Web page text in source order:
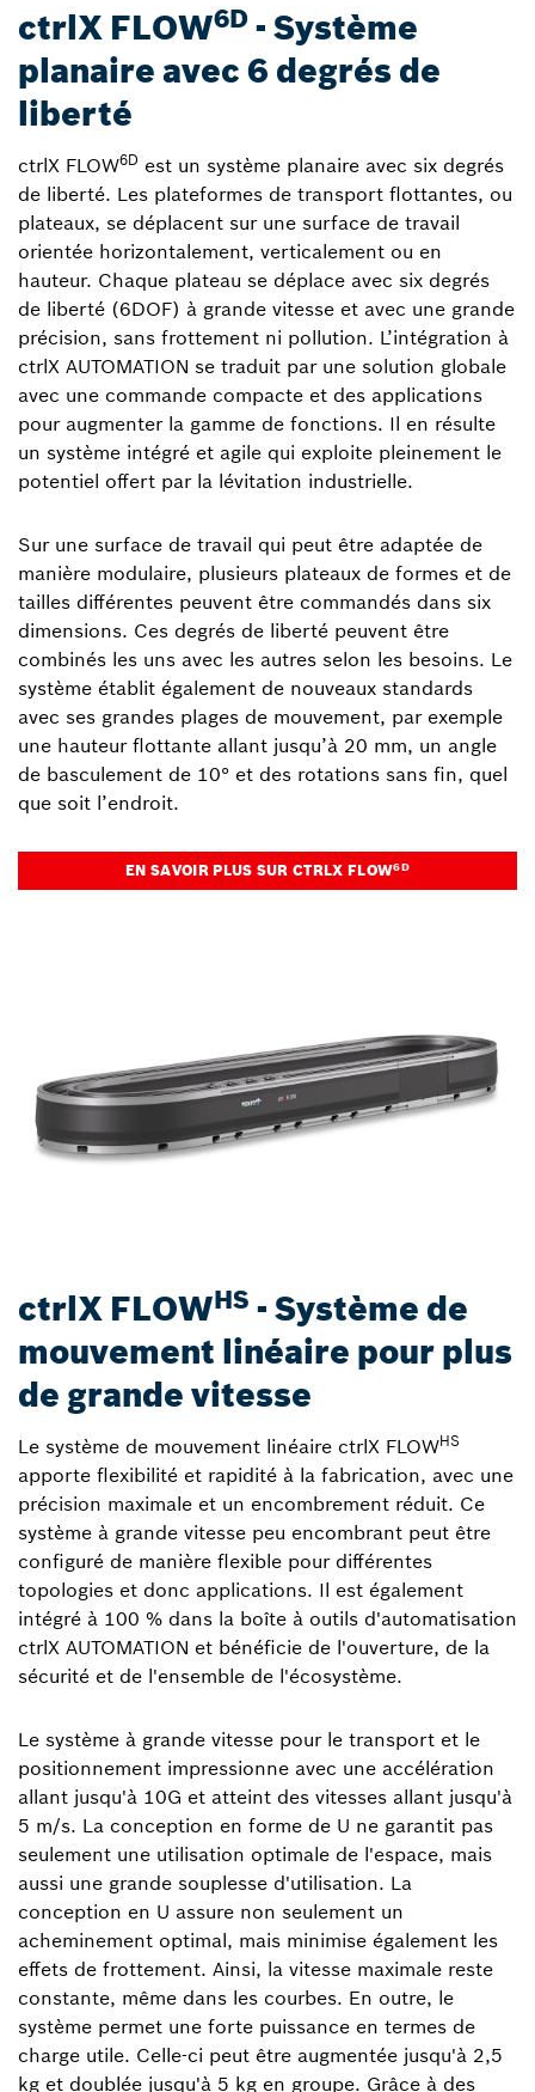
ctrlX FLOW6D - Système
planaire avec 6 degrés de
liberté
ctrlX FLOW6D est un système planaire avec six degrés
de liberté. Les plateformes de transport flottantes, ou
plateaux, se déplacent sur une surface de travail
orientée horizontalement, verticalement ou en
hauteur. Chaque plateau se déplace avec six degrés
de liberté (6DOF) à grande vitesse et avec une grande
précision, sans frottement ni pollution. L’intégration à
ctrlX AUTOMATION se traduit par une solution globale
avec une commande compacte et des applications
pour augmenter la gamme de fonctions. Il en résulte
un système intégré et agile qui exploite pleinement le
potentiel offert par la lévitation industrielle.
Sur une surface de travail qui peut être adaptée de
manière modulaire, plusieurs plateaux de formes et de
tailles différentes peuvent être commandés dans six
dimensions. Ces degrés de liberté peuvent être
combinés les uns avec les autres selon les besoins. Le
système établit également de nouveaux standards
avec ses grandes plages de mouvement, par exemple
une hauteur flottante allant jusqu’à 20 mm, un angle
de basculement de 10° et des rotations sans fin, quel
que soit l’endroit.
EN SAVOIR PLUS SUR CTRLX FLOW6D
ctrlX FLOWHS - Système de
mouvement linéaire pour plus
de grande vitesse
Le système de mouvement linéaire ctrlX FLOWHS
apporte flexibilité et rapidité à la fabrication, avec une
précision maximale et un encombrement réduit. Ce
système à grande vitesse peu encombrant peut être
configuré de manière flexible pour différentes
topologies et donc applications. Il est également
intégré à 100 % dans la boîte à outils d'automatisation
ctrlX AUTOMATION et bénéficie de l'ouverture, de la
sécurité et de l'ensemble de l'écosystème.
Le système à grande vitesse pour le transport et le
positionnement impressionne avec une accélération
allant jusqu'à 10G et atteint des vitesses allant jusqu'à
5 m/s. La conception en forme de U ne garantit pas
seulement une utilisation optimale de l'espace, mais
aussi une grande souplesse d'utilisation. La
conception en U assure non seulement un
acheminement optimal, mais minimise également les
effets de frottement. Ainsi, la vitesse maximale reste
constante, même dans les courbes. En outre, le
système permet une forte puissance en termes de
charge utile. Celle-ci peut être augmentée jusqu'à 2,5
kg et doublée jusqu'à 5 kg en groupe. Grâce à des